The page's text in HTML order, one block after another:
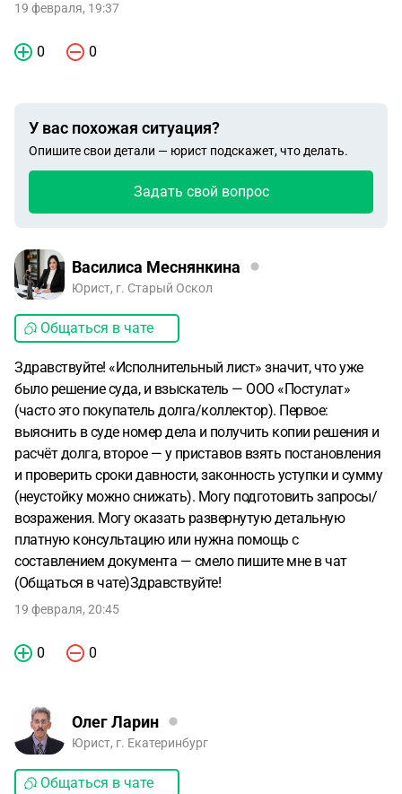
19 февраля, 19:37
0 0
У вас похожая ситуация?
Опишите свои детали — юрист подскажет, что делать.
Задать свой вопрос
Василиса Меснянкина
Юрист, г. Старый Оскол
Общаться в чате
Здравствуйте! «Исполнительный лист» значит, что уже
было решение суда, и взыскатель — ООО «Постулат»
(часто это покупатель долга/коллектор). Первое:
выяснить в суде номер дела и получить копии решения и
расчёт долга, второе — у приставов взять постановления
и проверить сроки давности, законность уступки и сумму
(неустойку можно снижать). Могу подготовить запросы/
возражения. Могу оказать развернутую детальную
платную консультацию или нужна помощь с
составлением документа — смело пишите мне в чат
(Общаться в чате)Здравствуйте!
19 февраля, 20:45
0 0
Олег Ларин
Юрист, г. Екатеринбург
Общаться в чате